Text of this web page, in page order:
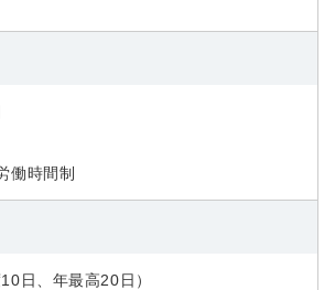
働時間制
日、年最高20日）